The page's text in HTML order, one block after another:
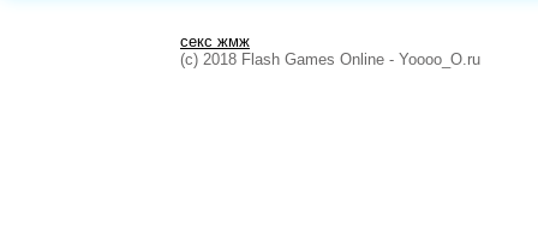
секс жмж
(c) 2018 Flash Games Online - Yoooo_O.ru